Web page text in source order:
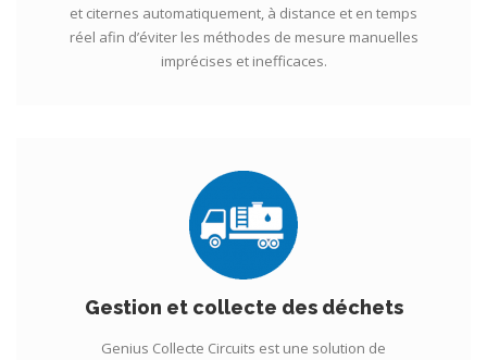
et citernes automatiquement, à distance et en temps
réel afin d’éviter les méthodes de mesure manuelles
imprécises et inefficaces.
Gestion et collecte des déchets
Genius Collecte Circuits est une solution de